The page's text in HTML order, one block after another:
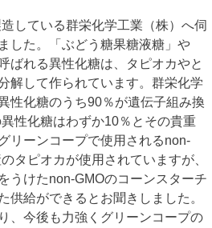
している群栄化学工業（株）へ伺
した。「ぶどう糖果糖液糖」や
ばれる異性化糖は、タピオカやと
解して作られています。群栄化学
性化糖のうち90％が遺伝子組み換
性化糖はわずか10％とその貴重
リーンコープで使用されるnon-
タピオカが使用されていますが、
うけたnon-GMOのコーンスターチ
供給ができるとお聞きしました。
、今後も力強くグリーンコープの